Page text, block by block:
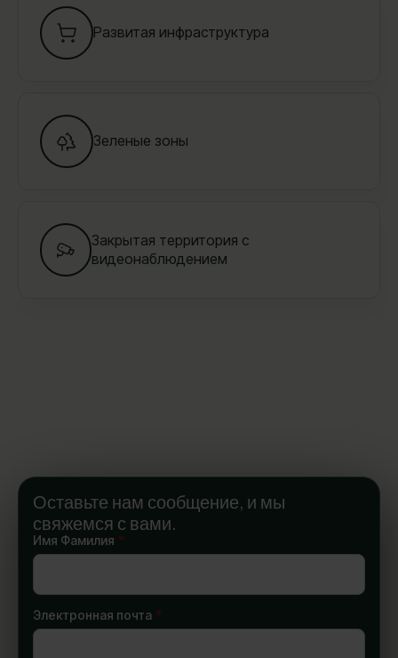
Развитая инфраструктура
Зеленые зоны
Закрытая территория с
видеонаблюдением
Оставьте нам сообщение, и мы
свяжемся с вами.
Имя Фамилия *
Электронная почта *